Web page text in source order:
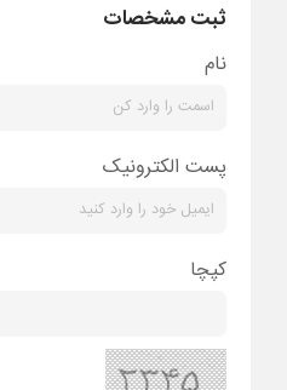
ثبت مشخصات
نام
پست الکترونیک
کپچا